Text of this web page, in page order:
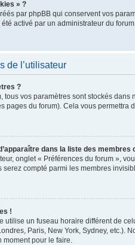
» ?
par phpBB qui conservent vos
activé par un administrateur du
de l’utilisateur
?
tous vos paramètres sont stockés
pages du forum). Cela vous permettra
dans la liste des membres
onglet « Préférences du forum »,
compté parmi les membres
!
utilise un fuseau horaire différent de
Paris, New York, Sydney, etc.).
moment pour le faire.